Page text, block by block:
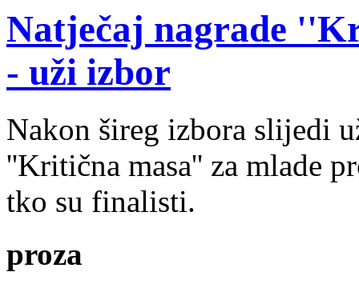
Natječaj nagrade
- uži izbor
Nakon šireg izbora slijedi
''Kritična masa'' za mlade
tko su finalisti.
proza